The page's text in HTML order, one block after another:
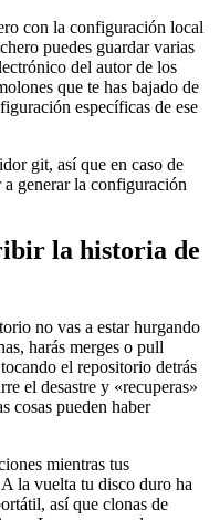
con la configuración local
puedes guardar varias
del autor de los
que te has bajado de
específicas de ese
git, así que en caso de
generar la configuración
la historia de
no vas a estar hurgando
harás merges o pull
el repositorio detrás
el desastre y «recuperas»
cosas pueden haber
mientras tus
la vuelta tu disco duro ha
así que clonas de